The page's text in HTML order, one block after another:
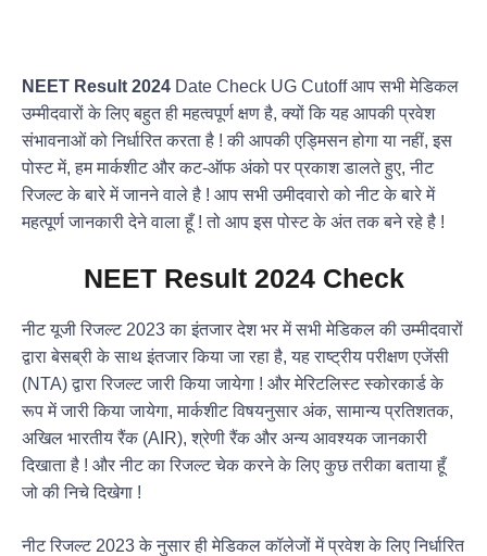
NEET Result 2024 Date Check UG Cutoff आप सभी मेडिकल
उम्मीदवारों के लिए बहुत ही महत्वपूर्ण क्षण है, क्यों कि यह आपकी प्रवेश
संभावनाओं को निर्धारित करता है ! की आपकी एड्मिसन होगा या नहीं, इस
पोस्ट में, हम मार्कशीट और कट-ऑफ अंको पर प्रकाश डालते हुए, नीट
रिजल्ट के बारे में जानने वाले है ! आप सभी उमीदवारो को नीट के बारे में
महत्पूर्ण जानकारी देने वाला हूँ ! तो आप इस पोस्ट के अंत तक बने रहे है !
NEET Result 2024 Check
नीट यूजी रिजल्ट 2023 का इंतजार देश भर में सभी मेडिकल की उम्मीदवारों
द्वारा बेसब्री के साथ इंतजार किया जा रहा है, यह राष्ट्रीय परीक्षण एजेंसी
(NTA) द्वारा रिजल्ट जारी किया जायेगा ! और मेरिटलिस्ट स्कोरकार्ड के
रूप में जारी किया जायेगा, मार्कशीट विषयनुसार अंक, सामान्य प्रतिशतक,
अखिल भारतीय रैंक (AIR), श्रेणी रैंक और अन्य आवश्यक जानकारी
दिखाता है ! और नीट का रिजल्ट चेक करने के लिए कुछ तरीका बताया हूँ
जो की निचे दिखेगा !
नीट रिजल्ट 2023 के नुसार ही मेडिकल कॉलेजों में प्रवेश के लिए निर्धारित